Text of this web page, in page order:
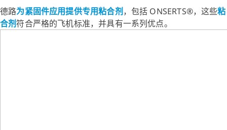
德路为紧固件应用提供专用粘合剂，包括 ONSERTS®，这些粘
合剂符合严格的飞机标准，并具有一系列优点。